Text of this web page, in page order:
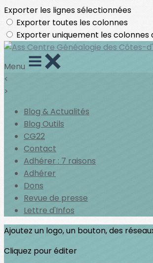
Exporter les lignes sélectionnées
Exporter toutes les colonnes
Exporter uniquement les colonnes
Menu
<
>
Blog & Actualités
Blog Outils
CG22
Contact
Adhérer : 7 raisons
Adhérer
Dons
Revue de presse
Lettre d'Infos
Ajoutez un logo, un bouton, des
Cliquez pour éditer